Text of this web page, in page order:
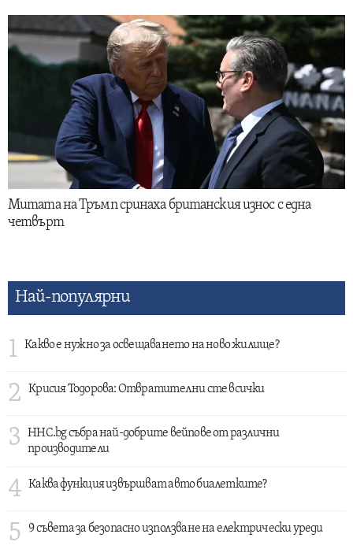
Митата на Тръмп сринаха британския износ с една
четвърт
Най-популярни
1 Какво е нужно за освещаването на ново жилище?
2 Крисия Тодорова: Отвратителни сте всички
3
HHC.bg събра най-добрите вейпове от различни
производители
4 Каква функция извършват авто биалетките?
5 9 съвета за безопасно използване на електрически уреди